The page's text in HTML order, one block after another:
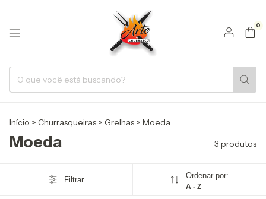
0
Início > Churrasqueiras > Grelhas > Moeda
Moeda 3 produtos
Filtrar Ordenar por:
A - Z